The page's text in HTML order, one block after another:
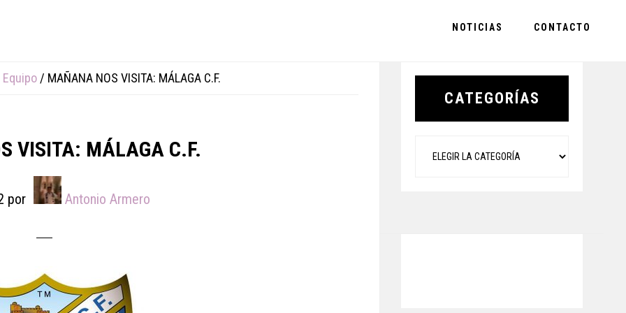
NOTICIAS CONTACTO
/ MAÑANA NOS VISITA: MÁLAGA C.F.
VISITA: MÁLAGA C.F.
por Antonio Armero
Primary
CATEGORÍAS